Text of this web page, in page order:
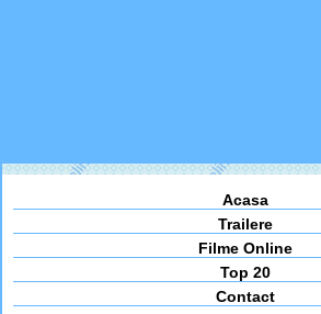
Acasa
Trailere
Filme Online
Top 20
Contact